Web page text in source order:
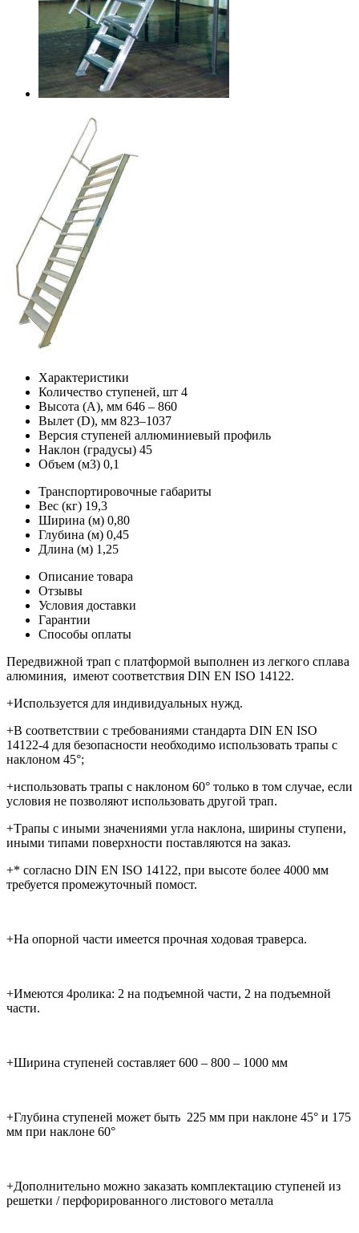
Характеристики
Количество ступеней, шт 4
Высота (А), мм 646 – 860
Вылет (D), мм 823–1037
Версия ступеней аллюминиевый профиль
Наклон (градусы) 45
Объем (м3) 0,1
Транспортировочные габариты
Вес (кг) 19,3
Ширина (м) 0,80
Глубина (м) 0,45
Длина (м) 1,25
Описание товара
Отзывы
Условия доставки
Гарантии
Способы оплаты
Передвижной трап с платформой выполнен из легкого сплава
алюминия, имеют соответствия DIN EN ISO 14122.
+Используется для индивидуальных нужд.
+В соответствии с требованиями стандарта DIN EN ISO
14122-4 для безопасности необходимо использовать трапы с
наклоном 45°;
+использовать трапы с наклоном 60° только в том случае, если
условия не позволяют использовать другой трап.
+Tрапы с иными значениями угла наклона, ширины ступени,
иными типами поверхности поставляются на заказ.
+* согласно DIN EN ISO 14122, при высоте более 4000 мм
требуется промежуточный помост.
+На опорной части имеется прочная ходовая траверса.
+Имеются 4ролика: 2 на подъемной части, 2 на подъемной
части.
+Ширина ступеней составляет 600 – 800 – 1000 мм
+Глубина ступеней может быть 225 мм при наклоне 45° и 175
мм при наклоне 60°
+Дополнительно можно заказать комплектацию ступеней из
решетки / перфорированного листового металла